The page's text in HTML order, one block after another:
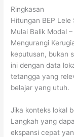
Ringkasan
Hitungan BEP
Mulai Balik Modal
Mengurangi
keputusan, bukan
ini dengan data
tetangga yang
belajar yang utuh.
Jika konteks lokal
Langkah yang
ekspansi cepat